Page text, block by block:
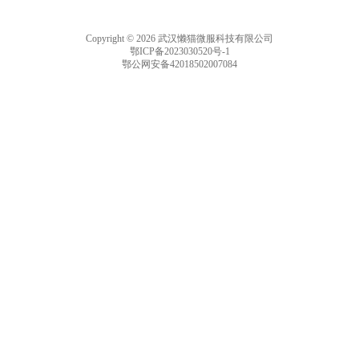
Copyright © 2026 武汉懒猫微服科技有限公司
鄂ICP备2023030520号-1
鄂公网安备42018502007084